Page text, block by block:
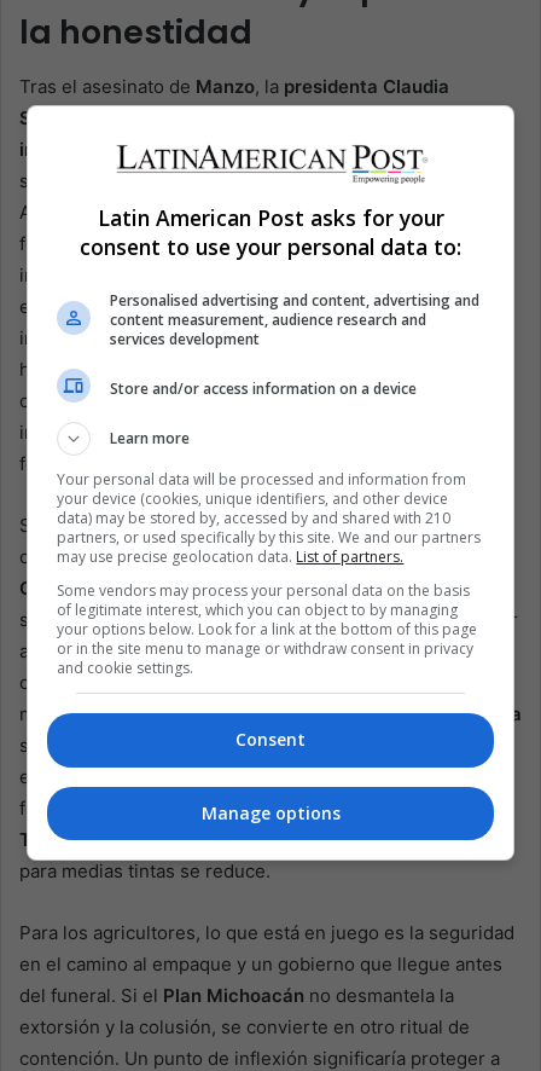
la honestidad
Tras el asesinato de Manzo, la presidenta Claudia
Sheinbaum
impunidad
” y “ justicia total”, y convocó a su gabinete de
seguridad, segúnAmericas QuarterlyyDenise Dresser
Anunció elPlan Michoacán , prometiendo despliegues
federales, coordinación de fiscalías, intercambio de
inteligencia y programas sociales. Dresser señala que el
esquema es vago y con poco presupuesto, y resulta
incómodo, ya queMorenagobierna
hacecuatro años
culpar al pasado, no a la gestión actual de su partido. Ella
insiste en que esto no es militarización, aunque la fuerza
federal sigue siendo el eje central.
Sheinbaum dice que una mejor inteligencia y
coordinación, lideradas por el secretario de Seguridad
Omar García Harfuch, pueden reducir la violencia, y
señala descensos nacionales en homicidios. Pero Dresser
advierte enAmericas Quarterlyque los promedios
ocultan un mapa dividido:
mejorar mientrasMichoacán,Guerrero,ChiapasySinaloa
se deslizan hacia “
tierra de nadie
empresas presupuestan la extorsión igual que hoy el
fertilizante y el combustible. Con elpresidente Donald
Trumppresionando aMéxicopor resultados, el margen
para medias tintas se reduce.
Para los agricultores, lo que está en juego es la seguridad
en el camino al empaque y un gobierno que llegue antes
del funeral. Si el Plan Michoacán no desmantela la
extorsión y la colusión, se convierte en otro ritual de
contención. Un punto de inflexión significaría proteger a
Latin American Post asks for your
consent to use your personal data to:
Personalised advertising and content, advertising and
content measurement, audience research and
services development
Store and/or access information on a device
Learn more
Your personal data will be processed and information from
your device (cookies, unique identifiers, and other device
data) may be stored by, accessed by and shared with 210
partners, or used specifically by this site. We and our partners
may use precise geolocation data. List of partners.
Some vendors may process your personal data on the basis
of legitimate interest, which you can object to by managing
your options below. Look for a link at the bottom of this page
or in the site menu to manage or withdraw consent in privacy
and cookie settings.
Consent
Manage options